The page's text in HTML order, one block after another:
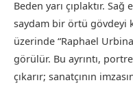
Beden yarı çıplaktır.
saydam bir örtü gövdeyi
üzerinde “Raphael
görülür. Bu ayrıntı,
çıkarır; sanatçının